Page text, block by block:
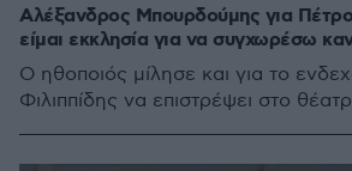
Αλέξανδρος Μπουρδούμης για
είμαι εκκλησία για να συγχωρέσω
Ο ηθοποιός μίλησε και για το
Φιλιππίδης να επιστρέψει στο